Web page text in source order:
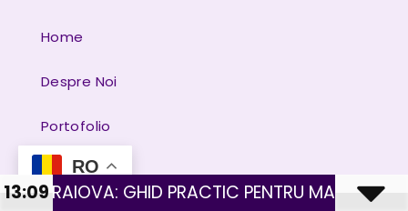
Home
Despre Noi
Portofolio
Servicii
RO
PRACTIC PENTRU MAGAZINE CU PRODUSE
13:09